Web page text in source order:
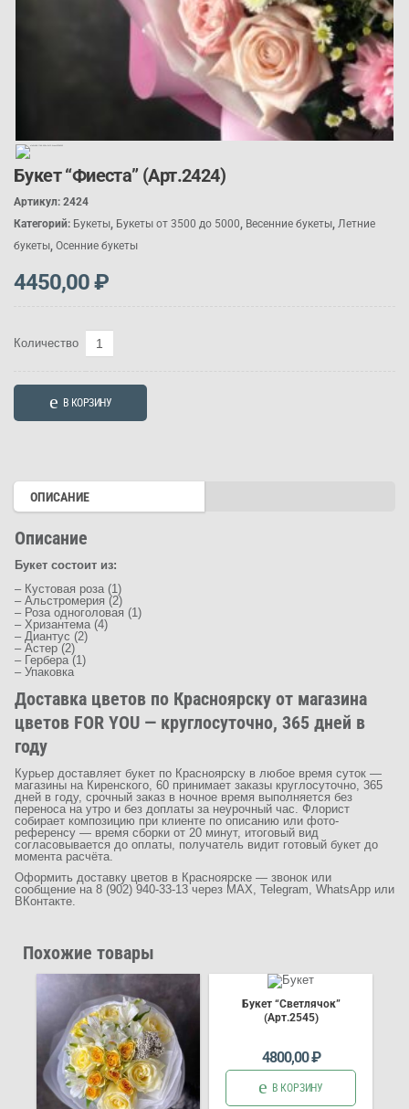
Букет “Фиеста” (Арт.2424)
Артикул: 2424
Категорий: Букеты Букеты от 3500 до 5000 Весенние букеты Летние
букеты Осенние букеты
4450,00₽
Количество
Количество
Букет
В КОРЗИНУ
ОПИСАНИЕ
Описание
Букет состоит из:
– Кустовая роза (1)
– Альстромерия (2)
– Роза одноголовая (1)
– Хризантема (4)
– Диантус (2)
– Астер (2)
– Гербера (1)
– Упаковка
Доставка цветов по Красноярску от магазина
цветов FOR YOU — круглосуточно, 365 дней в
году
Курьер доставляет букет по Красноярску в любое время суток —
магазины на Киренского, 60 принимает заказы круглосуточно, 365
дней в году, срочный заказ в ночное время выполняется без
переноса на утро и без доплаты за неурочный час. Флорист
собирает композицию при клиенте по описанию или фото-
референсу — время сборки от 20 минут, итоговый вид
согласовывается до оплаты, получатель видит готовый букет до
момента расчёта.
Оформить доставку цветов в Красноярске — звонок или
сообщение на 8 (902) 940-33-13 через MAX, Telegram, WhatsApp или
ВКонтакте.
Похожие товары
Букет “Светлячок”
(Арт.2545)
4800,00₽
В КОРЗИНУ